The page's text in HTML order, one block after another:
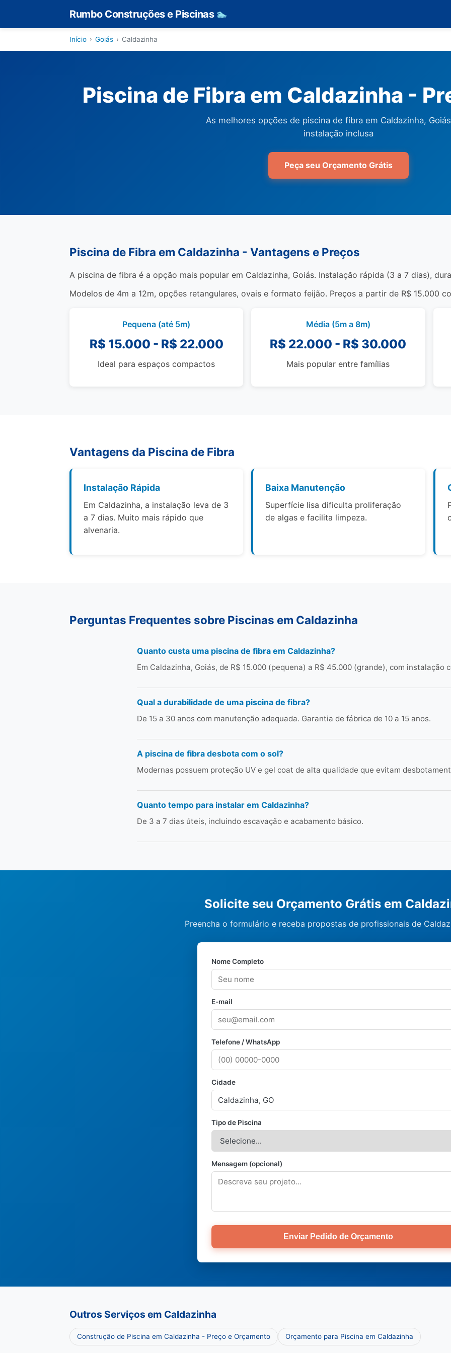
Rumbo Construções e Piscinas 🏊
Início › Goiás › Caldazinha
Piscina de Fibra em Caldazinha -
As melhores opções de piscina de fibra em Caldazinha,
instalação inclusa
Peça seu Orçamento Grátis
Piscina de Fibra em Caldazinha - Vantagens e Preços
A piscina de fibra é a opção mais popular em Caldazinha, Goiás. Instalação rápida (3 a 7 dias),
Modelos de 4m a 12m, opções retangulares, ovais e formato feijão. Preços a partir de R$ 15.000
Pequena (até 5m)
R$ 15.000 - R$ 22.000
Ideal para espaços compactos
Média (5m a 8m)
R$ 22.000 - R$ 30.000
Mais popular entre famílias
Vantagens da Piscina de Fibra
Instalação Rápida
Em Caldazinha, a instalação leva de 3
a 7 dias. Muito mais rápido que
alvenaria.
Baixa Manutenção
Superfície lisa dificulta proliferação
de algas e facilita limpeza.
Perguntas Frequentes sobre Piscinas em Caldazinha
Quanto custa uma piscina de fibra em Caldazinha?
Em Caldazinha, Goiás, de R$ 15.000 (pequena) a R$ 45.000 (grande), com instalação
Qual a durabilidade de uma piscina de fibra?
De 15 a 30 anos com manutenção adequada. Garantia de fábrica de 10 a 15 anos.
A piscina de fibra desbota com o sol?
Modernas possuem proteção UV e gel coat de alta qualidade que evitam
Quanto tempo para instalar em Caldazinha?
De 3 a 7 dias úteis, incluindo escavação e acabamento básico.
Solicite seu Orçamento Grátis em
Preencha o formulário e receba propostas de profissionais de
Nome Completo
E-mail
Telefone / WhatsApp
Cidade
Tipo de Piscina
Mensagem (opcional)
Enviar Pedido de Orçamento
Outros Serviços em Caldazinha
Construção de Piscina em Caldazinha - Preço e Orçamento Orçamento para Piscina em Caldazinha